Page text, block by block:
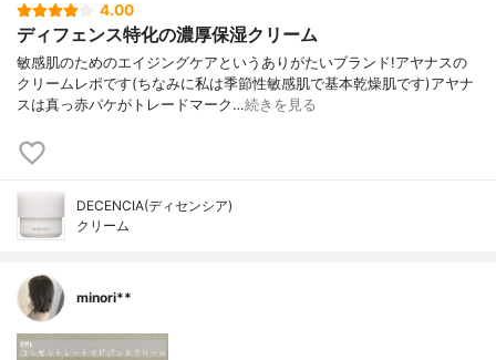
4.00
ディフェンス特化の濃厚保湿クリーム
敏感肌のためのエイジングケアというありがたいブランド!アヤナスの
クリームレポです(ちなみに私は季節性敏感肌で基本乾燥肌です)アヤナ
スは真っ赤パケがトレードマーク…続きを見る
DECENCIA(ディセンシア)
クリーム
minori**